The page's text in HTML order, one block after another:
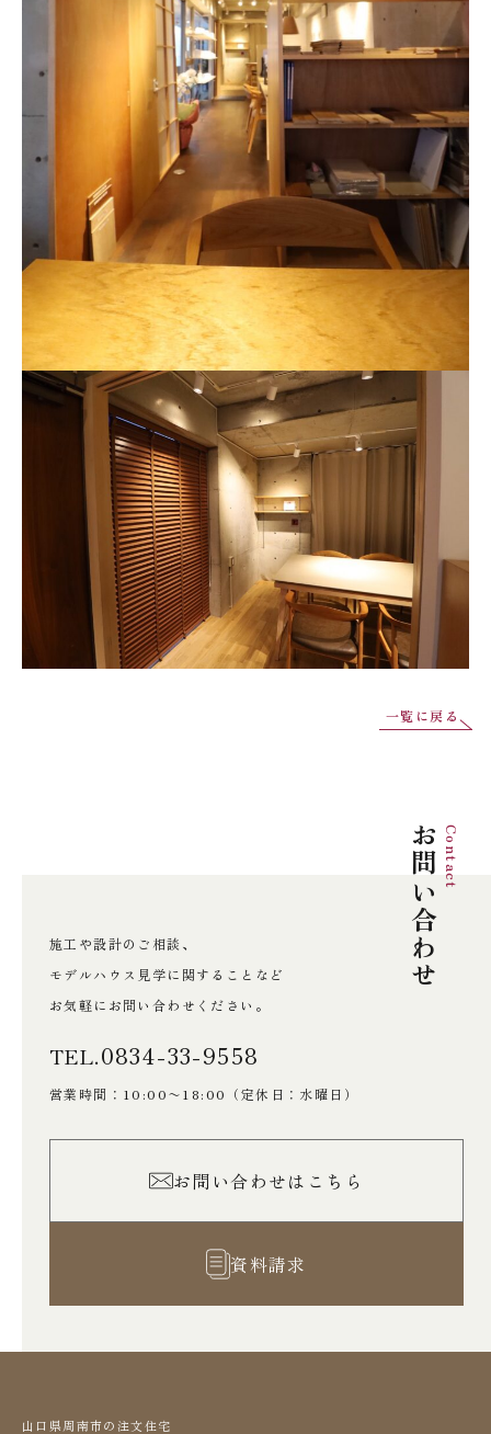
一覧に戻る
お問い合わせContact
施工や設計のご相談、
モデルハウス見学に関することなど
お気軽にお問い合わせください。
TEL.0834-33-9558
営業時間：10:00〜18:00 （定休日：水曜日）
お問い合わせはこちら
資料請求
山口県周南市の注文住宅